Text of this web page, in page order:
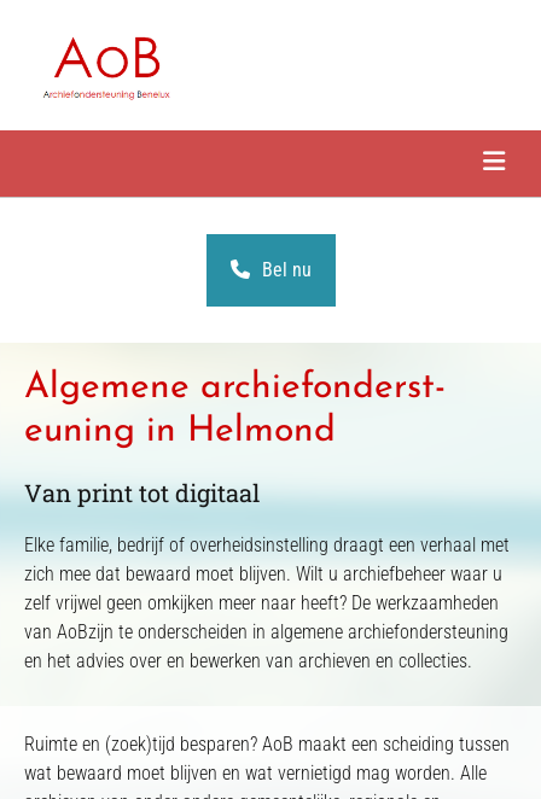
Bel nu
Algemene archiefonderst-
euning in Helmond
Van print tot digitaal
Elke familie, bedrijf of overheidsinstelling draagt een verhaal met
zich mee dat bewaard moet blijven. Wilt u archiefbeheer waar u
zelf vrijwel geen omkijken meer naar heeft? De werkzaamheden
van AoBzijn te onderscheiden in algemene archiefondersteuning
en het advies over en bewerken van archieven en collecties.
Ruimte en (zoek)tijd besparen? AoB maakt een scheiding tussen
wat bewaard moet blijven en wat vernietigd mag worden. Alle